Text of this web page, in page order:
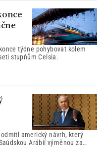
týdne pohybovat kolem
stupňům Celsia.
americký návrh, který
Arábií výměnou za